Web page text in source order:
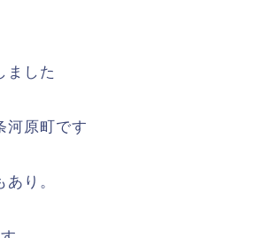
ました
河原町です
り。